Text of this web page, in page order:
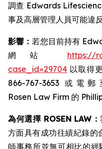
調查 Edwards
事及高層管理人員可能違
影響：若您目前持有
網站 https://
case_id=29704 以取得
866-767-3653 或電
Rosen Law Firm 的
為何選擇 ROSEN LAW：
方面具有成功往績紀錄的
師事務所並無可相比的